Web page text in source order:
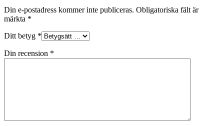
Din e-postadress kommer inte publiceras. Obligatoriska fält är
märkta *
Ditt betyg *
Din recension *